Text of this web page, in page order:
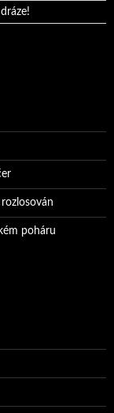
poháru